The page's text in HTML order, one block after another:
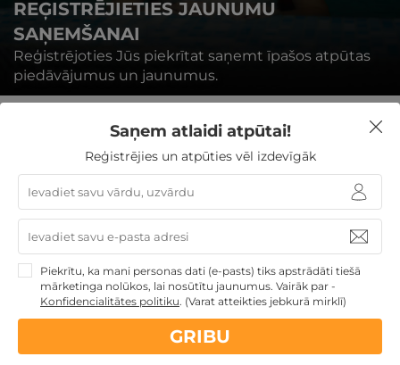
REĢISTRĒJIETIES JAUNUMU
SAŅEMŠANAI
Reģistrējoties Jūs piekrītat saņemt īpašos atpūtas
piedāvājumus un jaunumus.
REĢISTRĒTIES
apkalpošanas un administrācijas
Saņem atlaidi atpūtai!
Reģistrējies un atpūties vēl izdevīgāk
Piekrītu, ka mani personas dati (e-pasts) tiks apstrādāti tiešā
mārketinga nolūkos, lai nosūtītu jaunumus. Vairāk par -
Konfidencialitātes politiku. (Varat atteikties jebkurā mirklī)
GRIBU